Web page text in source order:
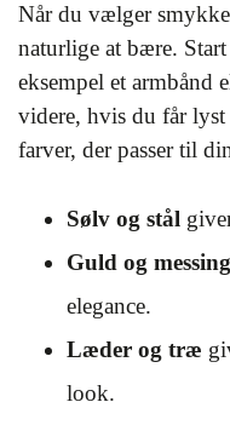
Når du vælger
naturlige at bære.
eksempel et armbånd
videre, hvis du får
farver, der passer til
Sølv og stål
Guld og messing
elegance.
Læder og træ
look.